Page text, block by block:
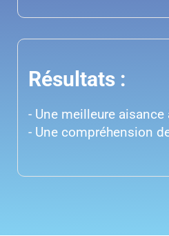
Résultats :
- Une meilleure aisance
- Une compréhension